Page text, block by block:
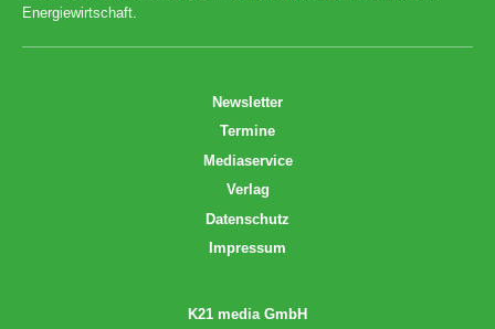
Energiewirtschaft.
Newsletter
Termine
Mediaservice
Verlag
Datenschutz
Impressum
K21 media GmbH